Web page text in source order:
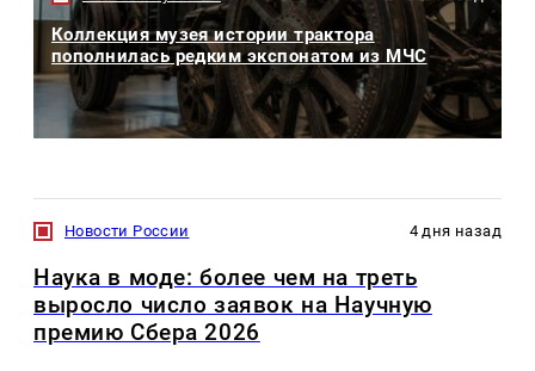
Коллекция музея истории трактора
пополнилась редким экспонатом из МЧС
Новости России 4 дня назад
Наука в моде: более чем на треть
выросло число заявок на Научную
премию Сбера 2026